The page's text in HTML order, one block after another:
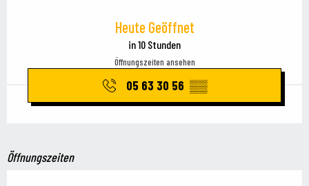
Heute Geöffnet
in 10 Stunden
Öffnungszeiten ansehen
05 63 30 56 ▒▒
Öffnungszeiten